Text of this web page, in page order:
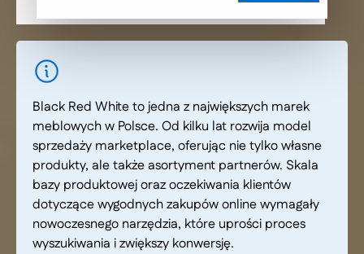
Black Red White to jedna z największych marek
meblowych w Polsce. Od kilku lat rozwija model
sprzedaży marketplace, oferując nie tylko własne
produkty, ale także asortyment partnerów. Skala
bazy produktowej oraz oczekiwania klientów
dotyczące wygodnych zakupów online wymagały
nowoczesnego narzędzia, które uprości proces
wyszukiwania i zwiększy konwersję.